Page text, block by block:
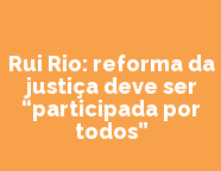
Rui Rio: reforma da
justiça deve ser
“participada por
todos”